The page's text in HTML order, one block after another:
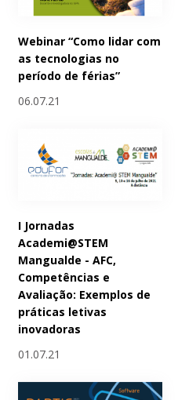
Webinar “Como lidar com
as tecnologias no
período de férias”
06.07.21
I Jornadas
Academi@STEM
Mangualde - AFC,
Competências e
Avaliação: Exemplos de
práticas letivas
inovadoras
01.07.21